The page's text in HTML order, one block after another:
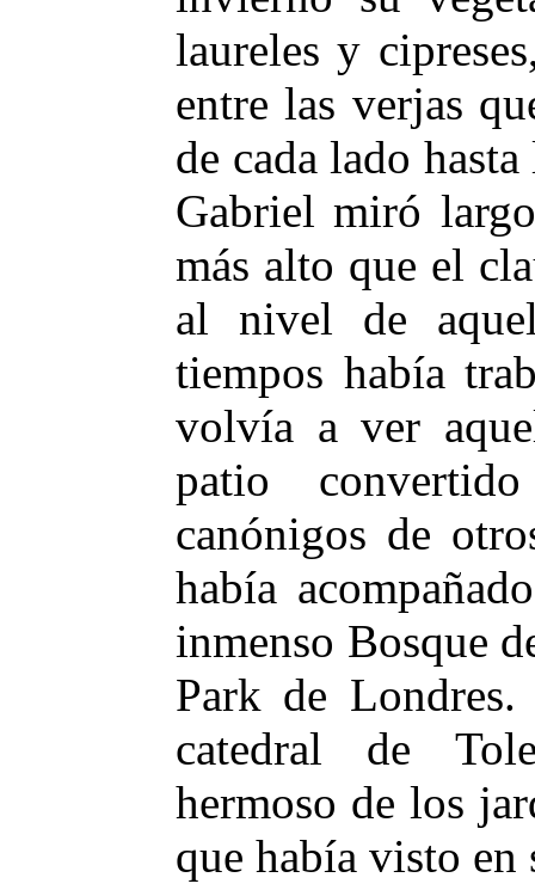
laureles y
entre las verjas
de cada lado
Gabriel miró
más alto que el
al nivel de
tiempos había
volvía a ver
patio
canónigos de
había
inmenso Bosque
Park de
catedral de
hermoso de los
que había visto en